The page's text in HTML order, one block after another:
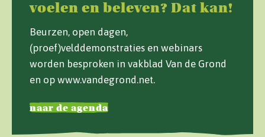
voelen en beleven? Dat kan!
Beurzen, open dagen,
(proef)velddemonstraties en webinars
worden besproken in vakblad Van de Grond
en op www.vandegrond.net.
naar de agenda